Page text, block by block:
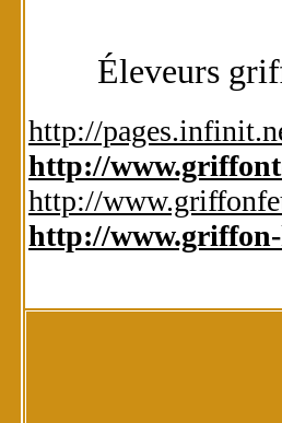
Éleveurs
http://
http://
http://
http://